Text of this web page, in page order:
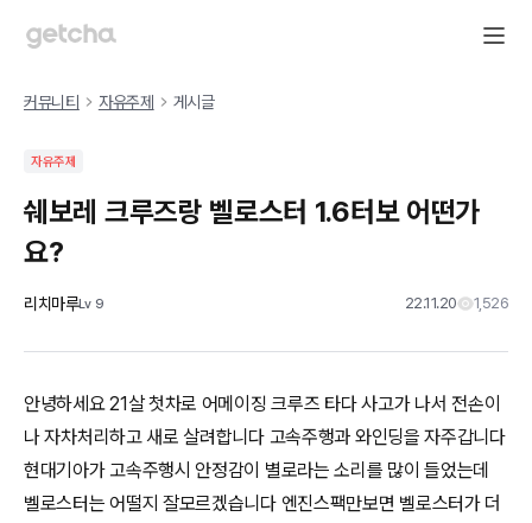
커뮤니티 자유주제 게시글
자유주제
쉐보레 크루즈랑 벨로스터 1.6터보 어떤가
요?
리치마루Lv 9 22.11.20 1,526
안녕하세요 21살 첫차로 어메이징 크루즈 타다 사고가 나서 전손이
나 자차처리하고 새로 살려합니다 고속주행과 와인딩을 자주갑니다
현대기아가 고속주행시 안정감이 별로라는 소리를 많이 들었는데
벨로스터는 어떨지 잘모르겠습니다 엔진스팩만보면 벨로스터가 더